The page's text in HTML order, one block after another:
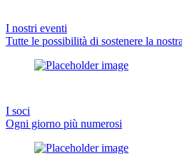
I nostri eventi
Tutte le possibilità di sostenere la
I soci
Ogni giorno più numerosi